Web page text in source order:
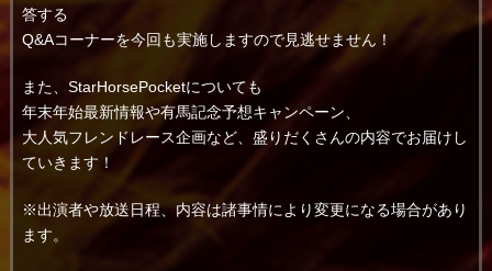
答する
Q&Aコーナーを今回も実施しますので見逃せません！
また、StarHorsePocketについても
年末年始最新情報や有馬記念予想キャンペーン、
大人気フレンドレース企画など、盛りだくさんの内容でお届けし
ていきます！
※出演者や放送日程、内容は諸事情により変更になる場合があり
ます。